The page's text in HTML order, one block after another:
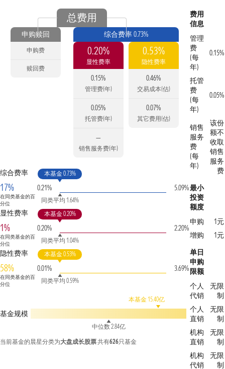
总费用
申购赎回
申购费
赎回费
综合费率 0.73%
0.20%
显性费率
0.15%
管理费(年)
0.05%
托管费(年)
—
销售服务费(年)
0.53%
隐性费率
0.46%
交易成本(估)
0.07%
其它费用(估)
综合费率
17%
在同类基金的百
分位
0.21%
本基金 0.73%
同类平均 1.64%
5.09%
显性费率
1%
在同类基金的百
分位
0.20%
本基金 0.20%
同类平均 1.04%
2.20%
隐性费率
58%
在同类基金的百
分位
0.01%
本基金 0.53%
同类平均 0.59%
3.69%
基金规模
本基金 15.40亿
中位数 2.84亿
当前基金的晨星分类为大盘成长股票共有626只基金
费用
信息
管理
费
(每
年)
0.15%
托管
费
(每
年)
0.05%
销售
服务
费
(每
年)
该份
额不
收取
销售
服务
费
最小
投资
额度
申购
1元
增购
1元
单日
申购
限额
个人
代销
无限
制
个人
直销
无限
制
机构
直销
无限
制
机构
代销
无限
制